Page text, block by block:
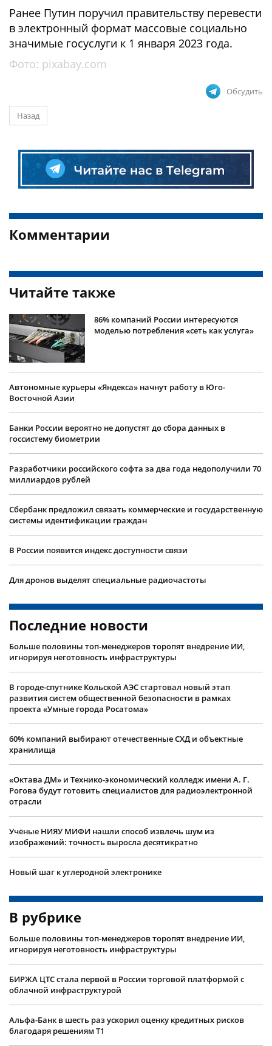
Ранее Путин поручил правительству перевести
в электронный формат массовые социально
значимые госуслуги к 1 января 2023 года.
Фото: pixabay.com
Обсудить
Назад
Комментарии
Читайте также
86% компаний России интересуются
моделью потребления «сеть как услуга»
Автономные курьеры «Яндекса» начнут работу в Юго-
Восточной Азии
Банки России вероятно не допустят до сбора данных в
госсистему биометрии
Разработчики российского софта за два года недополучили 70
миллиардов рублей
Сбербанк предложил связать коммерческие и государственную
системы идентификации граждан
В России появится индекс доступности связи
Для дронов выделят специальные радиочастоты
Последние новости
Больше половины топ-менеджеров торопят внедрение ИИ,
игнорируя неготовность инфраструктуры
В городе-спутнике Кольской АЭС стартовал новый этап
развития систем общественной безопасности в рамках
проекта «Умные города Росатома»
60% компаний выбирают отечественные СХД и объектные
хранилища
«Октава ДМ» и Технико-экономический колледж имени А. Г.
Рогова будут готовить специалистов для радиоэлектронной
отрасли
Учëные НИЯУ МИФИ нашли способ извлечь шум из
изображений: точность выросла десятикратно
Новый шаг к углеродной электронике
В рубрике
Больше половины топ-менеджеров торопят внедрение ИИ,
игнорируя неготовность инфраструктуры
БИРЖА ЦТС стала первой в России торговой платформой с
облачной инфраструктурой
Альфа-Банк в шесть раз ускорил оценку кредитных рисков
благодаря решениям Т1